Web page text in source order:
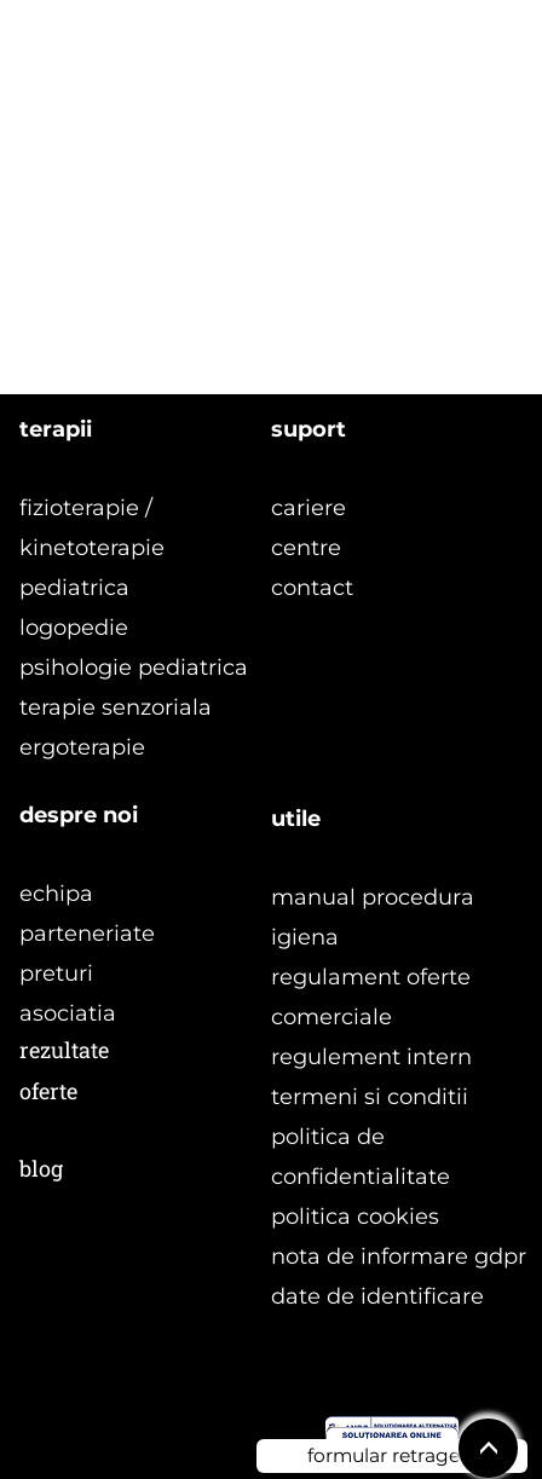
terapii
fizioterapie /
kinetoterapie
pediatrica
logopedie
psihologie pediatrica
terapie senzoriala
ergoterapie
despre noi
echipa
parteneriate
preturi
asociatia
suport
cariere
centre
contact
rezultate
oferte
blog
utile
manual procedura
igiena
regulament oferte
comerciale
regulement intern
termeni si conditii
politica de
confidentialitate
politica cookies
nota de informare gdpr
date de identificare
formular retragere <